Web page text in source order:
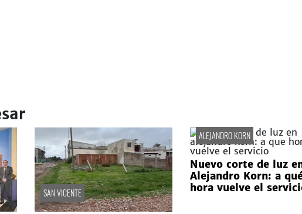
SAN VICENTE
ALEJANDRO KORN
Nuevo corte de luz
Alejandro Korn: a
hora vuelve el